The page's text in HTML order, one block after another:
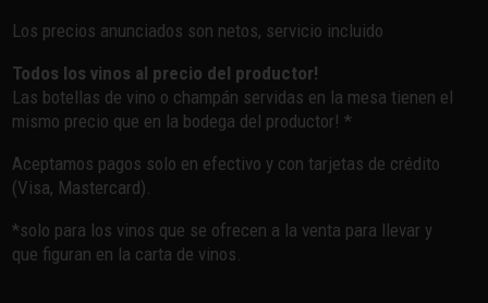
Los precios anunciados son netos, servicio incluido
Todos los vinos al precio del productor!
Las botellas de vino o champán servidas en la mesa tienen el
mismo precio que en la bodega del productor! *
Aceptamos pagos solo en efectivo y con tarjetas de crédito
(Visa, Mastercard).
*solo para los vinos que se ofrecen a la venta para llevar y
que figuran en la carta de vinos.